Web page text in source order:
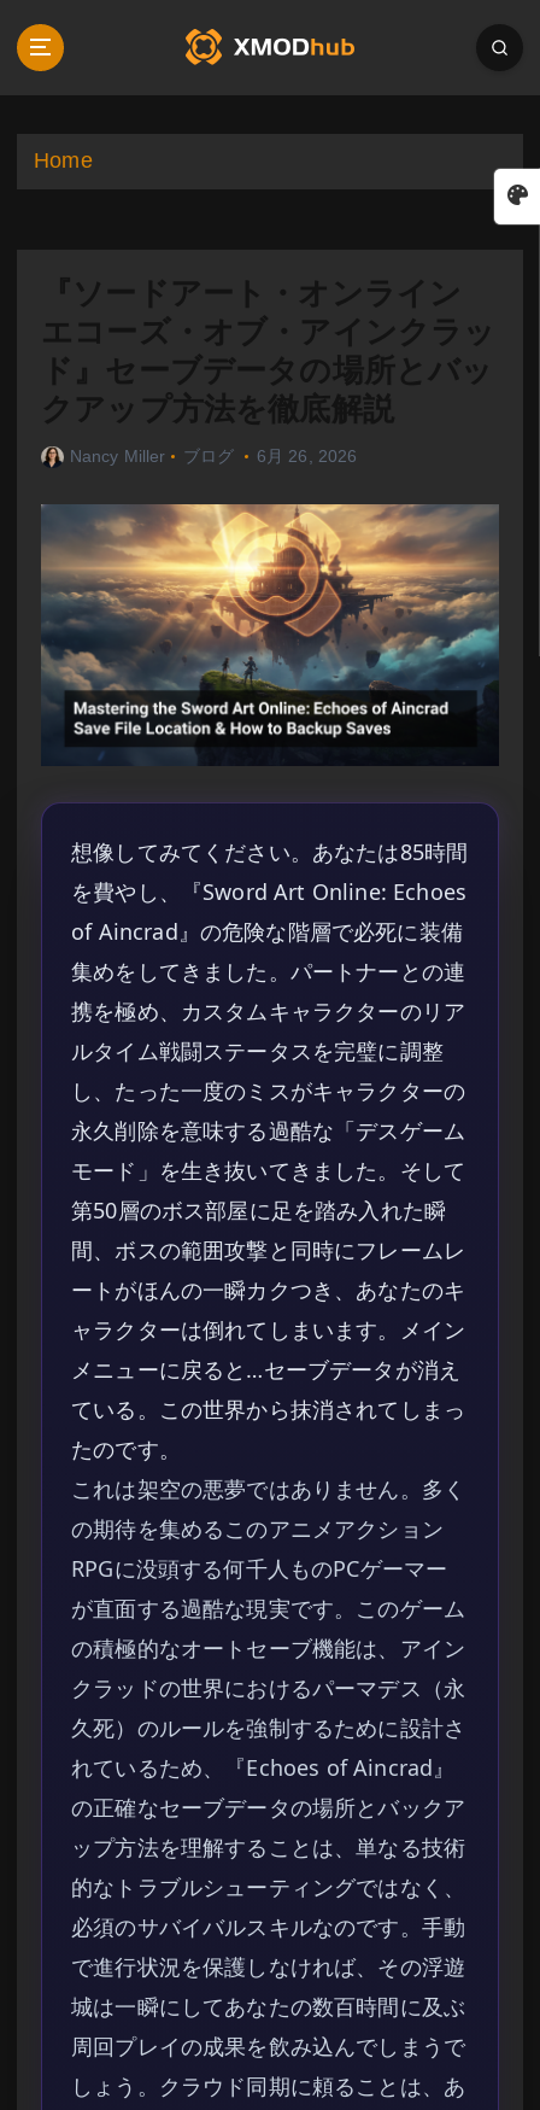
p
Home
『ソードアート・オンライン
エコーズ・オブ・アインクラッ
ド』セーブデータの場所とバッ
クアップ方法を徹底解説
Nancy Miller ブログ 6月 26, 2026
想像してみてください。あなたは85時間
を費やし、『Sword Art Online: Echoes
of Aincrad』の危険な階層で必死に装備
集めをしてきました。パートナーとの連
携を極め、カスタムキャラクターのリア
ルタイム戦闘ステータスを完璧に調整
し、たった一度のミスがキャラクターの
永久削除を意味する過酷な「デスゲーム
モード」を生き抜いてきました。そして
第50層のボス部屋に足を踏み入れた瞬
間、ボスの範囲攻撃と同時にフレームレ
ートがほんの一瞬カクつき、あなたのキ
ャラクターは倒れてしまいます。メイン
メニューに戻ると…セーブデータが消え
ている。この世界から抹消されてしまっ
たのです。
これは架空の悪夢ではありません。多く
の期待を集めるこのアニメアクション
RPGに没頭する何千人ものPCゲーマー
が直面する過酷な現実です。このゲーム
の積極的なオートセーブ機能は、アイン
クラッドの世界におけるパーマデス（永
久死）のルールを強制するために設計さ
れているため、『Echoes of Aincrad』
の正確なセーブデータの場所とバックア
ップ方法を理解することは、単なる技術
的なトラブルシューティングではなく、
必須のサバイバルスキルなのです。手動
で進行状況を保護しなければ、その浮遊
城は一瞬にしてあなたの数百時間に及ぶ
周回プレイの成果を飲み込んでしまうで
しょう。クラウド同期に頼ることは、あ